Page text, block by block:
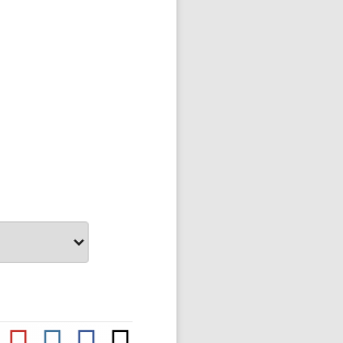
YouTubeInstagramFacebook